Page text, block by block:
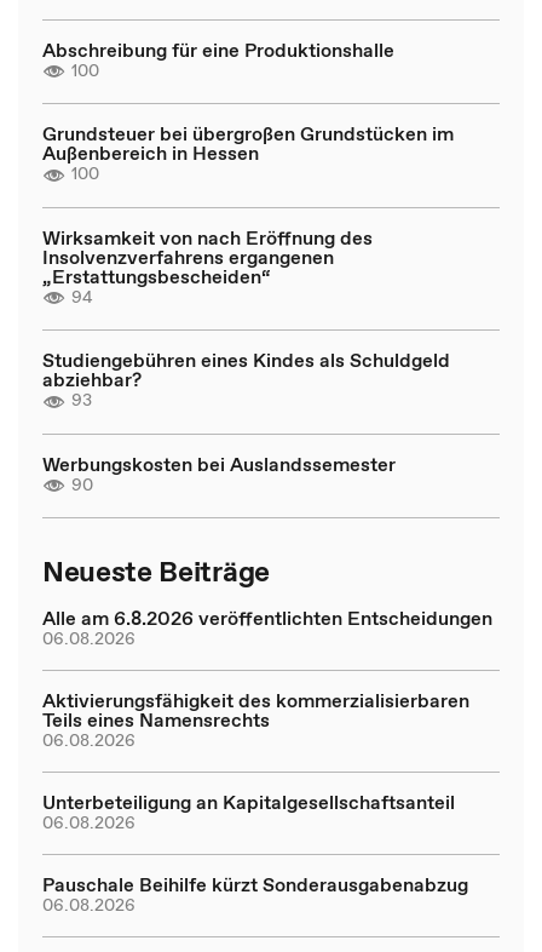
Abschreibung für eine Produktionshalle
100
Grundsteuer bei übergroßen Grundstücken im
Außenbereich in Hessen
100
Wirksamkeit von nach Eröffnung des
Insolvenzverfahrens ergangenen
„Erstattungsbescheiden“
94
Studiengebühren eines Kindes als Schuldgeld
abziehbar?
93
Werbungskosten bei Auslandssemester
90
Neueste Beiträge
Alle am 6.8.2026 veröffentlichten Entscheidungen
06.08.2026
Aktivierungsfähigkeit des kommerzialisierbaren
Teils eines Namensrechts
06.08.2026
Unterbeteiligung an Kapitalgesellschaftsanteil
06.08.2026
Pauschale Beihilfe kürzt Sonderausgabenabzug
06.08.2026